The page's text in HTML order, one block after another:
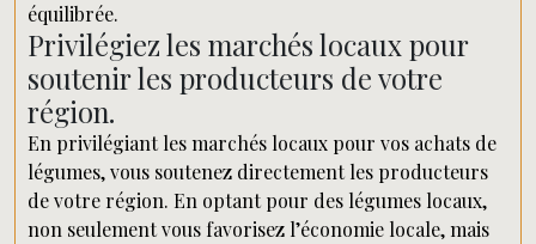
équilibrée.
Privilégiez les marchés locaux pour
soutenir les producteurs de votre
région.
En privilégiant les marchés locaux pour vos achats de
légumes, vous soutenez directement les producteurs
de votre région. En optant pour des légumes locaux,
non seulement vous favorisez l’économie locale, mais